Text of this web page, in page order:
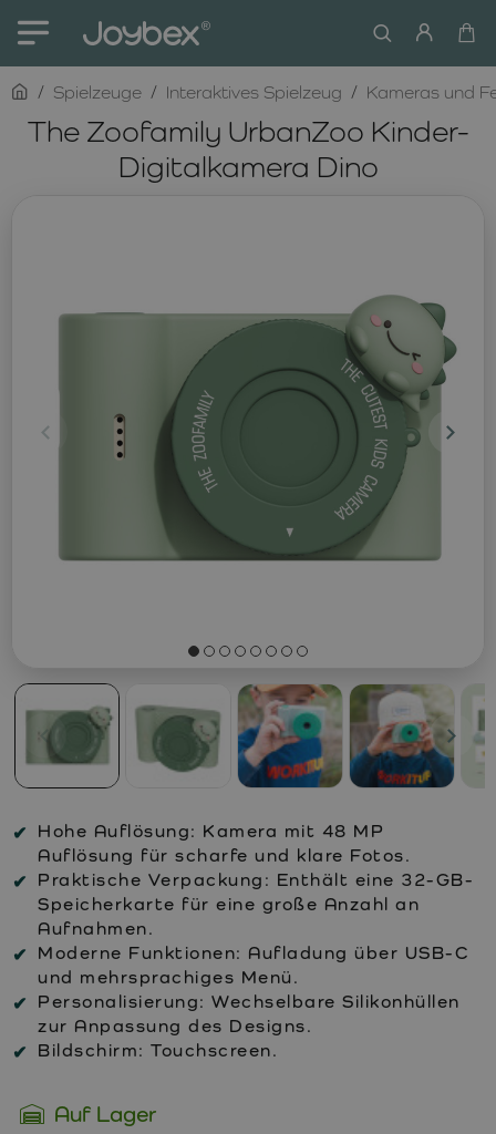
The Zoofamily UrbanZoo Kinder-
Digitalkamera Dino
homeSpielzeuge Interaktives Spielzeug Kameras und
Hohe Auflösung: Kamera mit 48 MP
Auflösung für scharfe und klare Fotos.
Praktische Verpackung: Enthält eine 32-GB-
Speicherkarte für eine große Anzahl an
Aufnahmen.
Moderne Funktionen: Aufladung über USB-C
und mehrsprachiges Menü.
Personalisierung: Wechselbare Silikonhüllen
zur Anpassung des Designs.
Bildschirm: Touchscreen.
Auf Lager